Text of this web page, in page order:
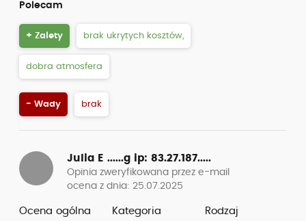
Polecam
+ Zalety brak ukrytych kosztów,
dobra atmosfera
- Wady brak
Julia E ......g ip: 83.27.187.....
Opinia zweryfikowana przez e-mail
ocena z dnia: 25.07.2025
Ocena ogólna
Kategoria
Rodzaj